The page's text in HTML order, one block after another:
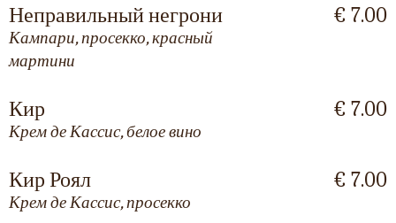
Неправильный негрони
Кампари, просекко, красный
мартини
€ 7.00
Кир
Крем де Кассис, белое вино
€ 7.00
Кир Роял
Крем де Кассис, просекко
€ 7.00